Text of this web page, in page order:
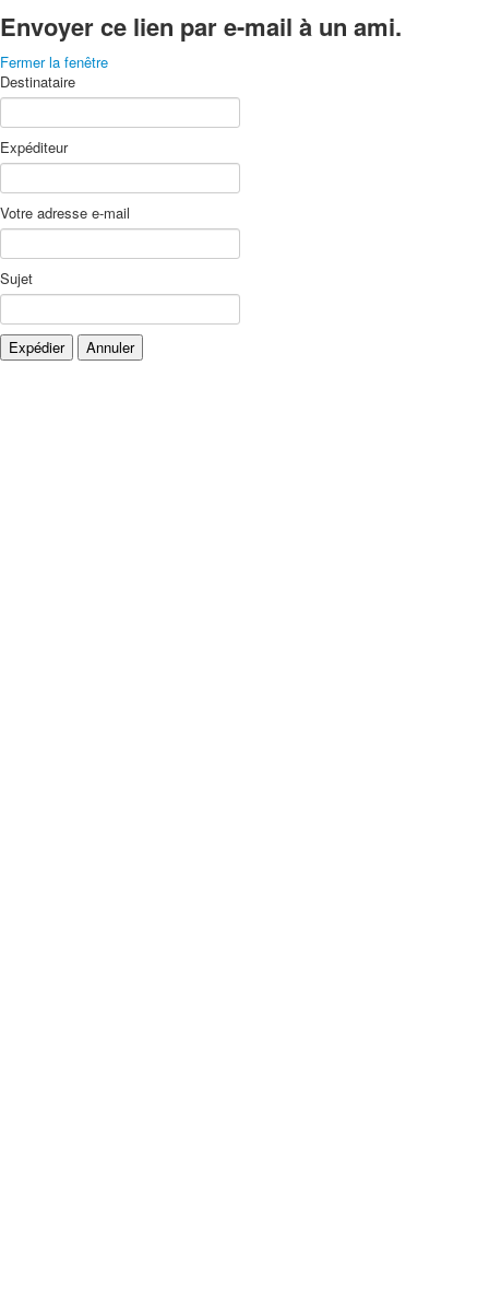
Envoyer ce lien par e-mail à un ami.
Fermer la fenêtre
Destinataire
Expéditeur
Votre adresse e-mail
Sujet
Expédier Annuler